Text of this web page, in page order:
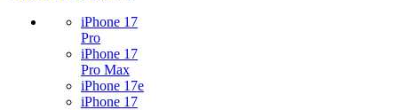
iPhone 17
Pro
iPhone 17
Pro Max
iPhone 17e
iPhone 17